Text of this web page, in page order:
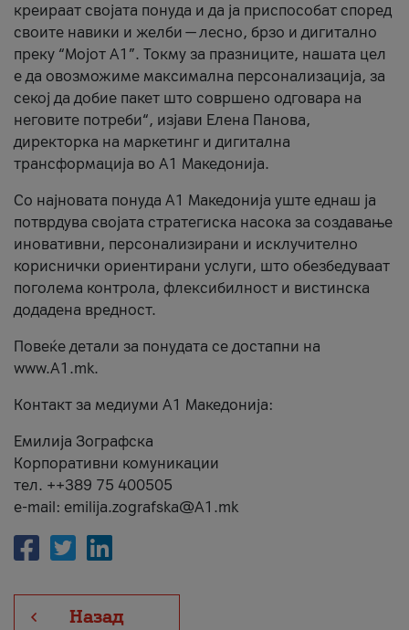
креираат својата понуда и да ја приспособат според
своите навики и желби — лесно, брзо и дигитално
преку “Мојот А1”. Токму за празниците, нашата цел
е да овозможиме максимална персонализација, за
секој да добие пакет што совршено одговара на
неговите потреби“, изјави Елена Панова,
директорка на маркетинг и дигитална
трансформација во А1 Македонија.
Со најновата понуда А1 Македонија уште еднаш ја
потврдува својата стратегиска насока за создавање
иновативни, персонализирани и исклучително
кориснички ориентирани услуги, што обезбедуваат
поголема контрола, флексибилност и вистинска
додадена вредност.
Повеќе детали за понудата се достапни на
www.А1.mk.
Контакт за медиуми А1 Македонија:
Емилија Зографска
Корпоративни комуникации
тел. ++389 75 400505
e-mail: emilija.zografska@A1.mk
Назад